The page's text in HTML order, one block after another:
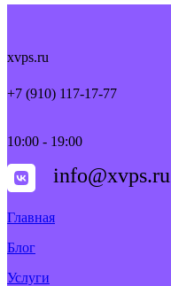
xvps.ru
+7 (910) 117-17-77
10:00 - 19:00
info@xvps.ru
Главная
Блог
Услуги